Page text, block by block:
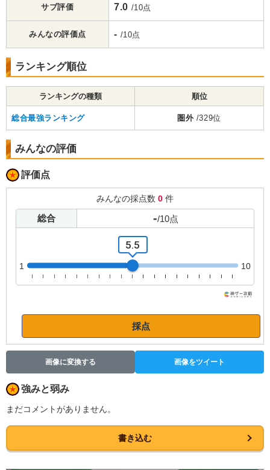
サブ評価 7.0 /10点
みんなの評価点 - /10点
ランキング順位
ランキングの種類 順位
総合最強ランキング 圏外 /329位
みんなの評価
評価点
みんなの採点数 0 件
総合 -/10点
1
5.5
10
採点
画像に変換する 画像をツイート
強みと弱み
まだコメントがありません。
書き込む